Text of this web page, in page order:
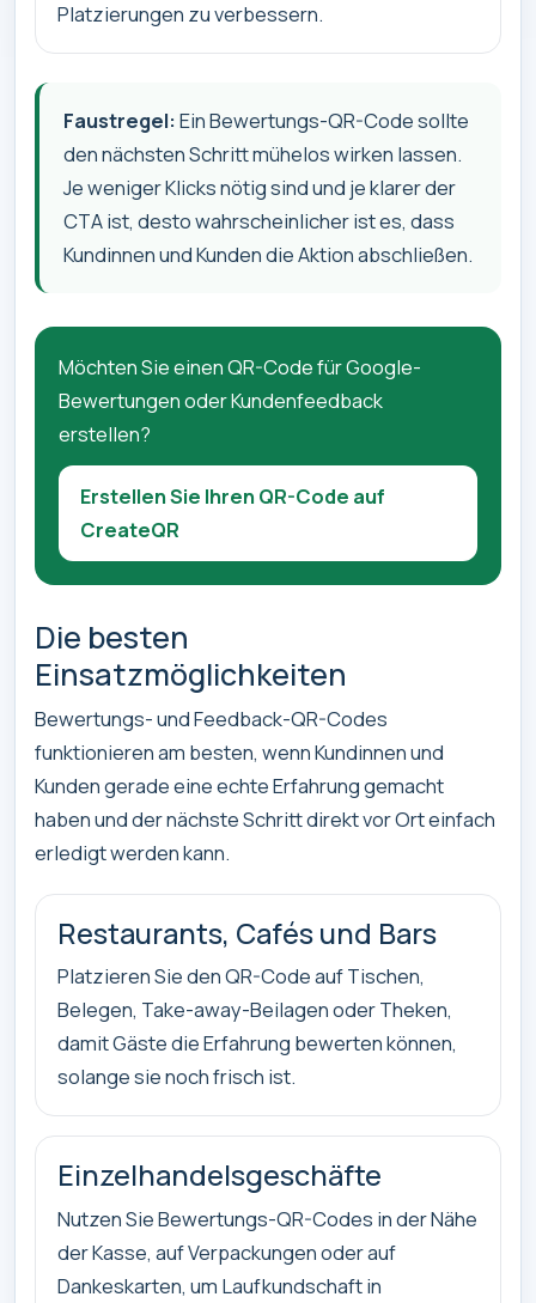
Platzierungen zu verbessern.
Faustregel: Ein Bewertungs-QR-Code sollte
den nächsten Schritt mühelos wirken lassen.
Je weniger Klicks nötig sind und je klarer der
CTA ist, desto wahrscheinlicher ist es, dass
Kundinnen und Kunden die Aktion abschließen.
Möchten Sie einen QR-Code für Google-
Bewertungen oder Kundenfeedback
erstellen?
Erstellen Sie Ihren QR-Code auf
CreateQR
Die besten
Einsatzmöglichkeiten
Bewertungs- und Feedback-QR-Codes
funktionieren am besten, wenn Kundinnen und
Kunden gerade eine echte Erfahrung gemacht
haben und der nächste Schritt direkt vor Ort einfach
erledigt werden kann.
Restaurants, Cafés und Bars
Platzieren Sie den QR-Code auf Tischen,
Belegen, Take-away-Beilagen oder Theken,
damit Gäste die Erfahrung bewerten können,
solange sie noch frisch ist.
Einzelhandelsgeschäfte
Nutzen Sie Bewertungs-QR-Codes in der Nähe
der Kasse, auf Verpackungen oder auf
Dankeskarten, um Laufkundschaft in